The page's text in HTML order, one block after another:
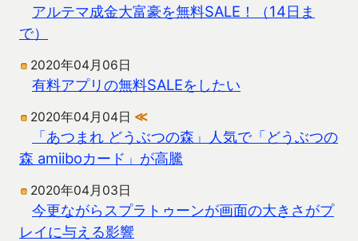
アルテマ成金大富豪を無料SALE！（14日ま
で）
2020年04月06日
有料アプリの無料SALEをしたい
2020年04月04日 ≪
「あつまれ どうぶつの森」人気で「どうぶつの
森 amiiboカード」が高騰
2020年04月03日
今更ながらスプラトゥーンが画面の大きさがプ
レイに与える影響